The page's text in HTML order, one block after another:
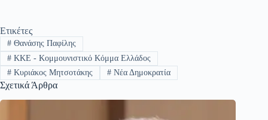
Ετικέτες
#Θανάσης Παφίλης
#ΚΚΕ - Κομμουνιστικό Κόμμα Ελλάδος
#Κυριάκος Μητσοτάκης #Νέα Δημοκρατία
Σχετικά Άρθρα